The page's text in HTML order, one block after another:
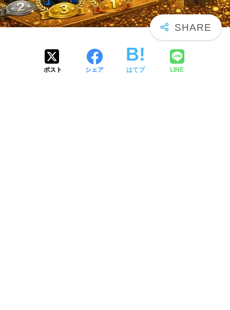
ポスト シェア はてブ LINE